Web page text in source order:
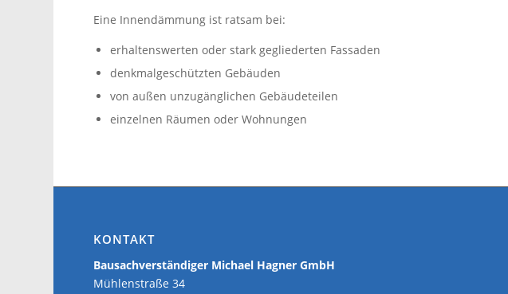
Eine Innendämmung ist ratsam bei:
erhaltenswerten oder stark gegliederten Fassaden
denkmalgeschützten Gebäuden
von außen unzugänglichen Gebäudeteilen
einzelnen Räumen oder Wohnungen
KONTAKT
Bausachverständiger Michael Hagner GmbH
Mühlenstraße 34